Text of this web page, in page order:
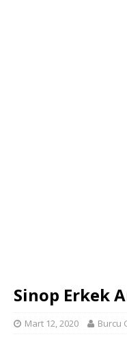
Sinop Erkek
Mart 12, 2020 Burcu